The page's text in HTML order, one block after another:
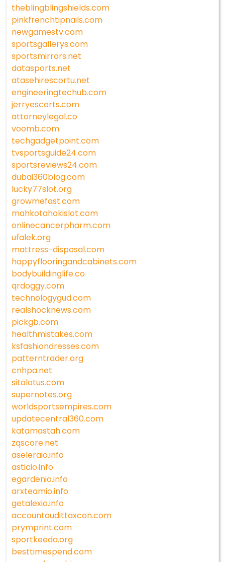
theblingblingshields.com
pinkfrenchtipnails.com
newgamestv.com
sportsgallerys.com
sportsmirrors.net
datasports.net
atasehirescortu.net
engineeringtechub.com
jerryescorts.com
attorneylegal.co
voomb.com
techgadgetpoint.com
tvsportsguide24.com
sportsreviews24.com
dubai360blog.com
lucky77slot.org
growmefast.com
mahkotahokislot.com
onlinecancerpharm.com
ufalek.org
mattress-disposal.com
happyflooringandcabinets.com
bodybuildinglife.co
qrdoggy.com
technologygud.com
realshocknews.com
pickgb.com
healthmistakes.com
ksfashiondresses.com
patterntrader.org
cnhpa.net
sitalotus.com
supernotes.org
worldsportsempires.com
updatecentral360.com
katamastah.com
zqscore.net
aseleraio.info
asticio.info
egardenio.info
arxteamio.info
getalexio.info
accountaudittaxcon.com
prymprint.com
sportkeeda.org
besttimespend.com